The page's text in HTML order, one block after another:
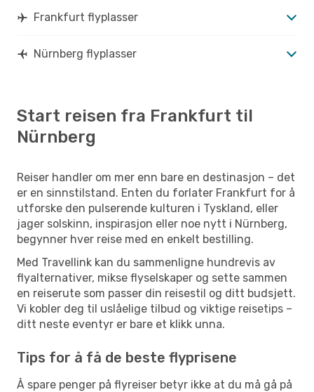
Frankfurt flyplasser
Nürnberg flyplasser
Start reisen fra Frankfurt til
Nürnberg
Reiser handler om mer enn bare en destinasjon – det
er en sinnstilstand. Enten du forlater Frankfurt for å
utforske den pulserende kulturen i Tyskland, eller
jager solskinn, inspirasjon eller noe nytt i Nürnberg,
begynner hver reise med en enkelt bestilling.
Med Travellink kan du sammenligne hundrevis av
flyalternativer, mikse flyselskaper og sette sammen
en reiserute som passer din reisestil og ditt budsjett.
Vi kobler deg til uslåelige tilbud og viktige reisetips –
ditt neste eventyr er bare et klikk unna.
Tips for å få de beste flyprisene
Å spare penger på flyreiser betyr ikke at du må gå på